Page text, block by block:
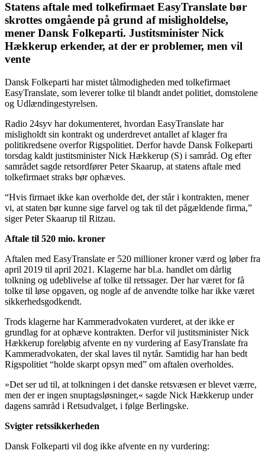
Statens aftale med tolkefirmaet EasyTranslate bør
skrottes omgående på grund af misligholdelse,
mener Dansk Folkeparti. Justitsminister Nick
Hækkerup erkender, at der er problemer, men vil
vente
Dansk Folkeparti har mistet tålmodigheden med tolkefirmaet
EasyTranslate, som leverer tolke til blandt andet politiet, domstolene
og Udlændingestyrelsen.
Radio 24syv har dokumenteret, hvordan EasyTranslate har
misligholdt sin kontrakt og underdrevet antallet af klager fra
politikredsene overfor Rigspolitiet. Derfor havde Dansk Folkeparti
torsdag kaldt justitsminister Nick Hækkerup (S) i samråd. Og efter
samrådet sagde retsordfører Peter Skaarup, at statens aftale med
tolkefirmaet straks bør ophæves.
“Hvis firmaet ikke kan overholde det, der står i kontrakten, mener
vi, at staten bør kunne sige farvel og tak til det pågældende firma,”
siger Peter Skaarup til Ritzau.
Aftale til 520 mio. kroner
Aftalen med EasyTranslate er 520 millioner kroner værd og løber fra
april 2019 til april 2021. Klagerne har bl.a. handlet om dårlig
tolkning og udeblivelse af tolke til retssager. Der har været for få
tolke til løse opgaven, og nogle af de anvendte tolke har ikke været
sikkerhedsgodkendt.
Trods klagerne har Kammeradvokaten vurderet, at der ikke er
grundlag for at ophæve kontrakten. Derfor vil justitsminister Nick
Hækkerup foreløbig afvente en ny vurdering af EasyTranslate fra
Kammeradvokaten, der skal laves til nytår. Samtidig har han bedt
Rigspolitiet “holde skarpt opsyn med” om aftalen overholdes.
»Det ser ud til, at tolkningen i det danske retsvæsen er blevet værre,
men der er ingen snuptagsløsninger,« sagde Nick Hækkerup under
dagens samråd i Retsudvalget, i følge Berlingske.
Svigter retssikkerheden
Dansk Folkeparti vil dog ikke afvente en ny vurdering: